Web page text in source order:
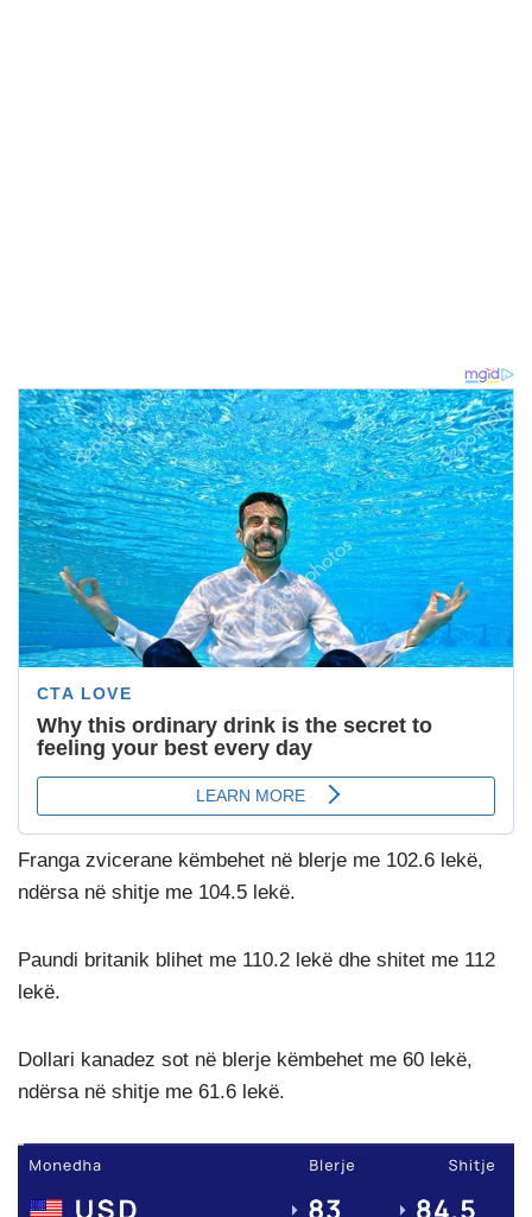
Franga zvicerane këmbehet në blerje me 102.6 lekë,
ndërsa në shitje me 104.5 lekë.
Paundi britanik blihet me 110.2 lekë dhe shitet me 112
lekë.
Dollari kanadez sot në blerje këmbehet me 60 lekë,
ndërsa në shitje me 61.6 lekë.